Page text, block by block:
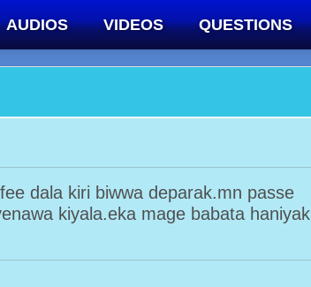
AUDIOS VIDEOS QUESTIONS
dala kiri biwwa deparak.mn passe
kiyala.eka mage babata haniyak